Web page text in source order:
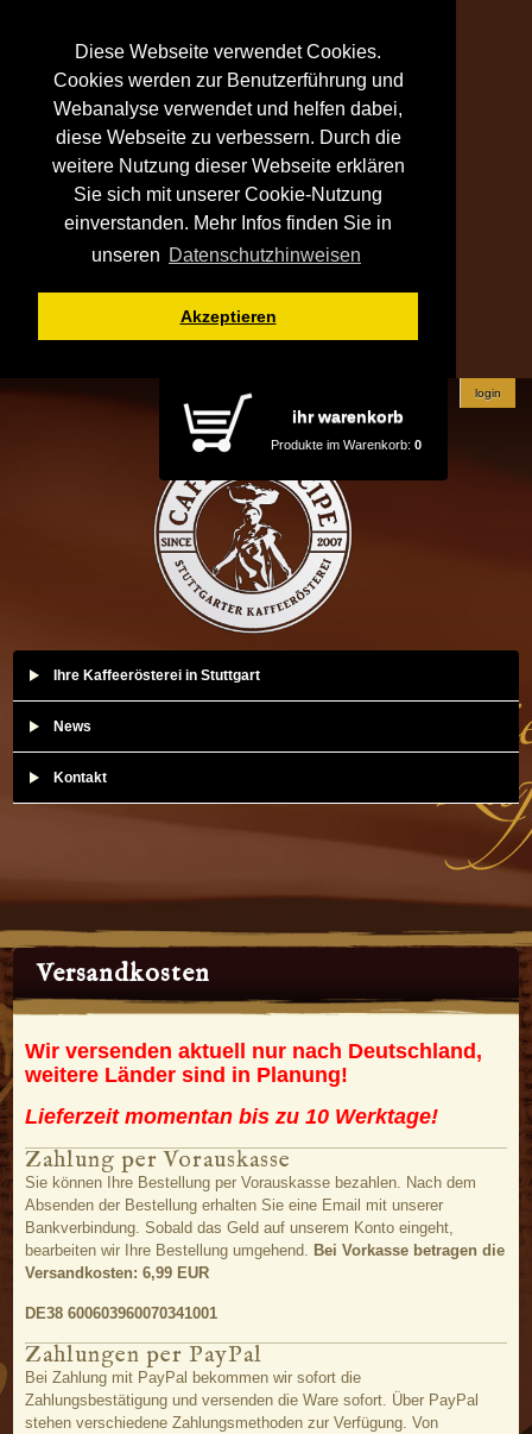
Diese Webseite verwendet Cookies.
Cookies werden zur Benutzerführung und
Webanalyse verwendet und helfen dabei,
diese Webseite zu verbessern. Durch die
weitere Nutzung dieser Webseite erklären
Sie sich mit unserer Cookie-Nutzung
einverstanden. Mehr Infos finden Sie in
unseren Datenschutzhinweisen
Akzeptieren
ihr warenkorb
Produkte im Warenkorb: 0
login
Ihre Kaffeerösterei in Stuttgart
News
Kontakt
Versandkosten
Wir versenden aktuell nur nach Deutschland,
weitere Länder sind in Planung!
Lieferzeit momentan bis zu 10 Werktage!
Zahlung per Vorauskasse
Sie können Ihre Bestellung per Vorauskasse bezahlen. Nach dem
Absenden der Bestellung erhalten Sie eine Email mit unserer
Bankverbindung. Sobald das Geld auf unserem Konto eingeht,
bearbeiten wir Ihre Bestellung umgehend.
Bei Vorkasse betragen die
Versandkosten: 6,99 EUR
DE38 600603960070341001
Zahlungen per PayPal
Bei Zahlung mit PayPal bekommen wir sofort die
Zahlungsbestätigung und versenden die Ware sofort. Über PayPal
stehen verschiedene Zahlungsmethoden zur Verfügung. Von